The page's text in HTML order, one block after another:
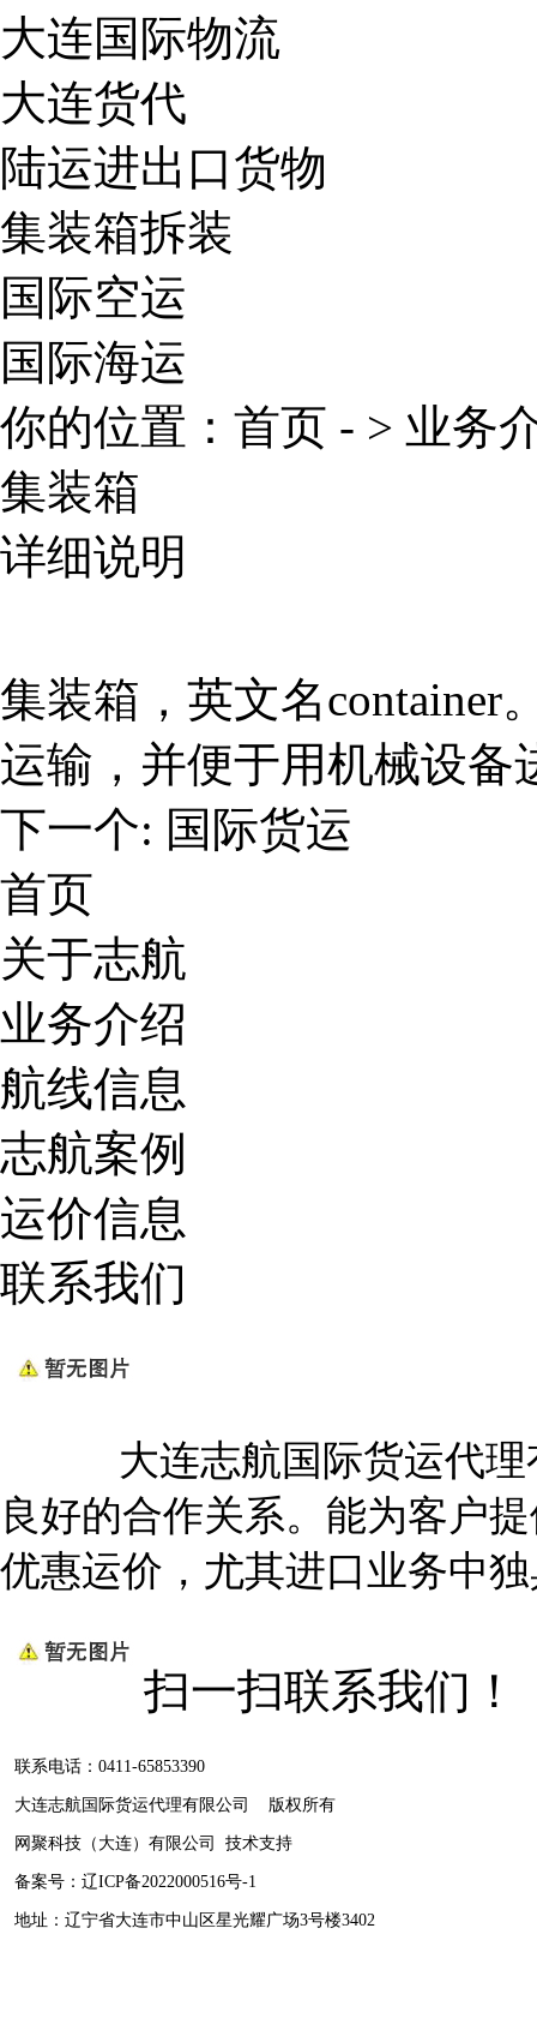
大连国际物流
大连货代
陆运进出口货物
集装箱拆装
国际空运
国际海运
你的位置： 首页 - > 业务
集装箱
详细说明
集装箱 ，英文名
运输 ，并便于用机械设
下一个: 国际货运
首页
关于志航
业务介绍
航线信息
志航案例
运价信息
联系我们
大连志航国际货运代理有
良好的合作关系。能为客户
优惠运价，尤其进口业务中
扫一扫联系我们！
联系电话：0411-65853390
大连志航国际货运代理有限公司 版权所有
网聚科技（大连）有限公司 技术支持
备案号： 辽ICP备2022000516号-1
地址：辽宁省大连市中山区星光耀广场3号楼3402